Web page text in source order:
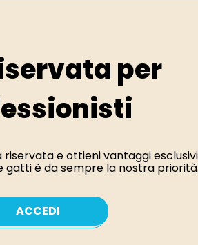
per
e ottieni vantaggi
gatti è da sempre la nostra priorità.
ACCEDI